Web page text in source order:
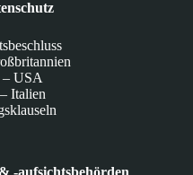
– USA
Italien
-aufsichtsbehörden